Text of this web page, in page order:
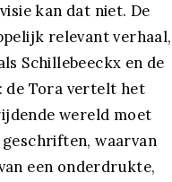
kan dat niet. De
relevant verhaal,
Schillebeeckx en de
de Tora vertelt het
wereld moet
waarvan
een onderdrukte,